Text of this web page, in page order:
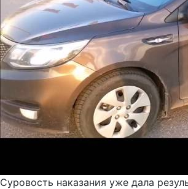
Суровость наказания уже дала